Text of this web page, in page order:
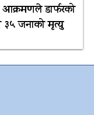
आक्रमणले डार्फरको
३५ जनाको मृत्यु